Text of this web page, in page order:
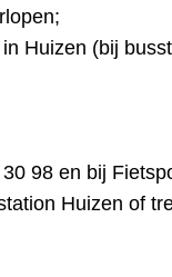
Huizen (bij
98 en bij
Huizen of